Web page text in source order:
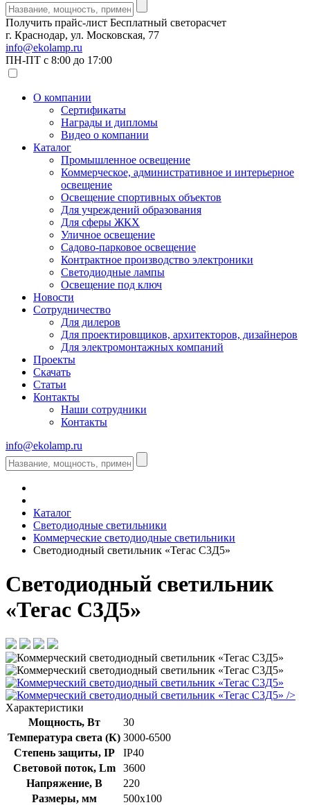
Получить прайс-лист Бесплатный светорасчет
г. Краснодар, ул. Московская, 77
info@ekolamp.ru
ПН-ПТ с 8:00 до 17:00
О компании
Сертификаты
Награды и дипломы
Видео о компании
Каталог
Промышленное освещение
Коммерческое, административное и интерьерное
освещение
Освещение спортивных объектов
Для учреждений образования
Для сферы ЖКХ
Уличное освещение
Садово-парковое освещение
Контрактное производство электроники
Светодиодные лампы
Освещение под ключ
Новости
Сотрудничество
Для дилеров
Для проектировщиков, архитекторов, дизайнеров
Для электромонтажных компаний
Проекты
Скачать
Статьи
Контакты
Наши сотрудники
Контакты
info@ekolamp.ru
Каталог
Светодиодные светильники
Коммерческие светодиодные светильники
Светодиодный светильник «Тегас С3Д5»
Светодиодный светильник
«Тегас С3Д5»
/>
Характеристики
Мощность, Вт
30
Температура света (К) 3000-6500
Степень защиты, IP
IP40
Световой поток, Lm
3600
Напряжение, В
220
Размеры, мм
500х100